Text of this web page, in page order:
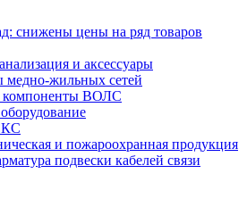
снижены цены на ряд товаров
и аксессуары
медно-жильных сетей
компоненты ВОЛС
и пожароохранная продукция
подвески кабелей связи